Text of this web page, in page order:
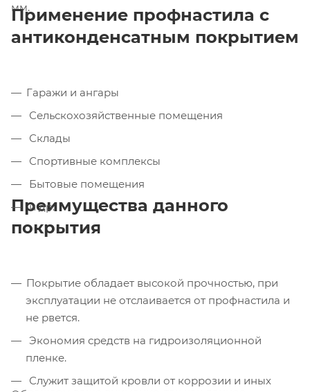
мм.
Применение профнастила с
антиконденсатным покрытием
Гаражи и ангары
Сельскохозяйственные помещения
Склады
Спортивные комплексы
Бытовые помещения
и др.
Преимущества данного
покрытия
Покрытие обладает высокой прочностью, при
эксплуатации не отслаивается от профнастила и
не рвется.
Экономия средств на гидроизоляционной
пленке.
Служит защитой кровли от коррозии и иных